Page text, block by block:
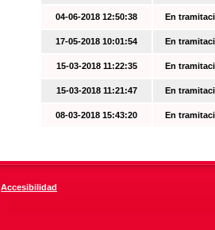
04-06-2018 12:50:38 En
17-05-2018 10:01:54 En
15-03-2018 11:22:35 En
15-03-2018 11:21:47 En
08-03-2018 15:43:20 En
Accesibilidad